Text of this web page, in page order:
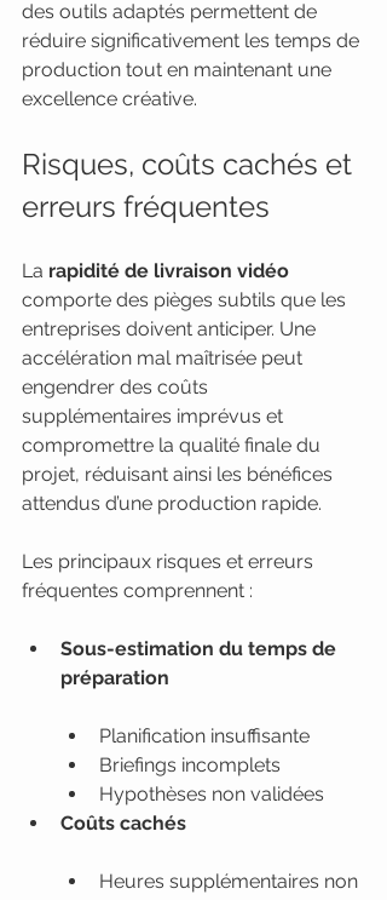
des outils adaptés permettent de
réduire significativement les temps de
production tout en maintenant une
excellence créative.
Risques, coûts cachés et
erreurs fréquentes
La rapidité de livraison vidéo
comporte des pièges subtils que les
entreprises doivent anticiper. Une
accélération mal maîtrisée peut
engendrer des coûts
supplémentaires imprévus et
compromettre la qualité finale du
projet, réduisant ainsi les bénéfices
attendus d’une production rapide.
Les principaux risques et erreurs
fréquentes comprennent :
Sous-estimation du temps de
préparation
Planification insuffisante
Briefings incomplets
Hypothèses non validées
Coûts cachés
Heures supplémentaires non